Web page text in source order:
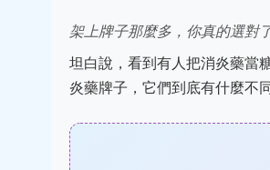
架上牌子那麼多，你真的選對
坦白說，看到有人把消炎藥當
炎藥牌子，它們到底有什麼不